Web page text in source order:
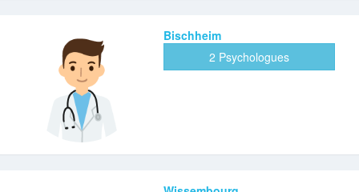
Bischheim
2 Psychologues